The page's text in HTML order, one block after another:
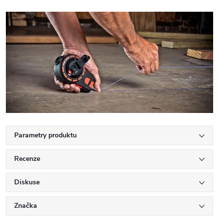
Parametry produktu
Recenze
Diskuse
Značka